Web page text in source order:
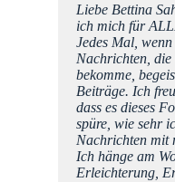
Liebe Bettina
ich mich für
Jedes Mal,
Nachrichten, die
bekomme,
Beiträge. Ich
dass es dieses
spüre, wie sehr
Nachrichten mit
Ich hänge am
Erleichterung,